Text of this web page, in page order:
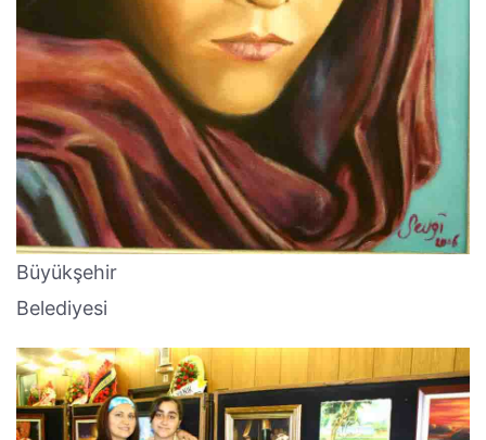
Büyükşehir
Belediyesi